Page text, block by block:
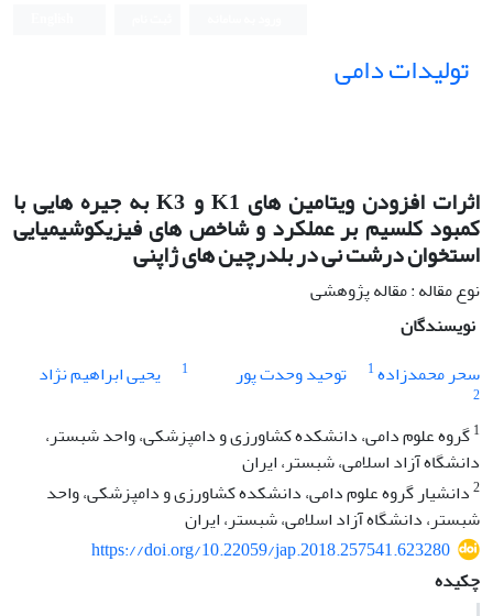
تولیدات دامی
اثرات افزودن ویتامین های K1 و K3 به جیره هایی با
کمبود کلسیم بر عملکرد و شاخص های فیزیکوشیمیایی
استخوان درشت نی در بلدرچین های ژاپنی
نوع مقاله : مقاله پژوهشی
نویسندگان
سحر محمدزاده1 توحید وحدت پور 1 یحیی ابراهیم نژاد
2
1گروه علوم دامی، دانشکده کشاورزی و دامپزشکی، واحد شبستر،
دانشگاه آزاد اسلامی، شبستر، ایران
2دانشیار گروه علوم دامی، دانشکده کشاورزی و دامپزشکی، واحد
شبستر، دانشگاه آزاد اسلامی، شبستر، ایران
https://doi.org/10.22059/jap.2018.257541.623280
چکیده